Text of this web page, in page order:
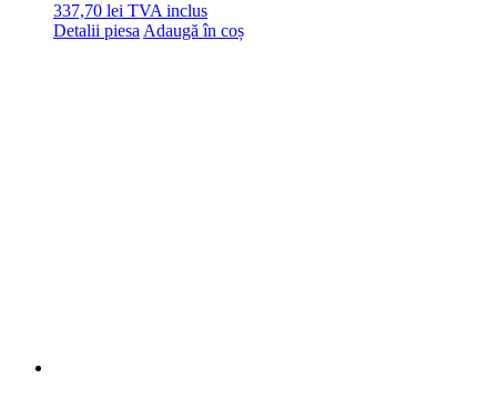
337,70 lei TVA inclus
Detalii piesa Adaugă în coș